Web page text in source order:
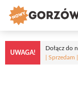
Przejdź
treści
UWAGA!
Dołącz do
|